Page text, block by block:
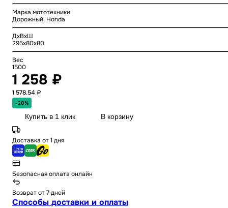
Марка мототехники
Дорожный, Honda
ДхВхШ
295x80x80
Вес
1500
1 258 ₽
1 578.54 ₽
-20%
Купить в 1 клик В корзину
Доставка от 1 дня
Безопасная оплата онлайн
Возврат от 7 дней
Способы доставки и оплаты